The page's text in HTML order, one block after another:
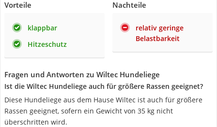
Vorteile
klappbar
Hitzeschutz
Nachteile
relativ geringe
Belastbarkeit
Fragen und Antworten zu Wiltec Hundeliege
Ist die Wiltec Hundeliege auch für größere Rassen geeignet?
Diese Hundeliege aus dem Hause Wiltec ist auch für größere
Rassen geeignet, sofern ein Gewicht von 35 kg nicht
überschritten wird.